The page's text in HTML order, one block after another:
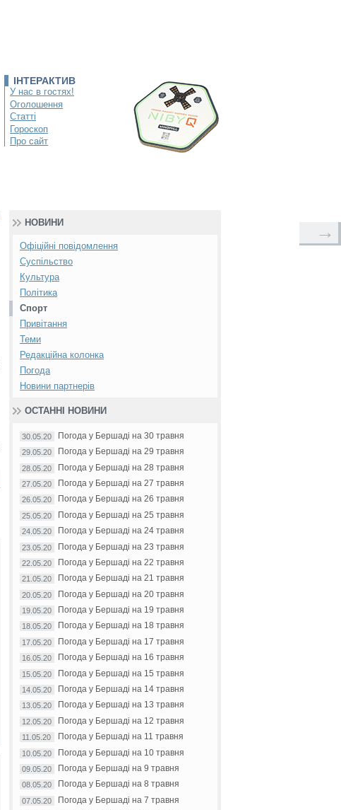
ІНТЕРАКТИВ
У нас в гостях!
Оголошення
Статті
Гороскоп
Про сайт
→
НОВИНИ
Офіційні повідомлення
Суспільство
Культура
Політика
Спорт
Привітання
Теми
Редакційна колонка
Погода
Новини партнерів
ОСТАННІ НОВИНИ
30.05.20 Погода у Бершаді на 30 травня
29.05.20 Погода у Бершаді на 29 травня
28.05.20 Погода у Бершаді на 28 травня
27.05.20 Погода у Бершаді на 27 травня
26.05.20 Погода у Бершаді на 26 травня
25.05.20 Погода у Бершаді на 25 травня
24.05.20 Погода у Бершаді на 24 травня
23.05.20 Погода у Бершаді на 23 травня
22.05.20 Погода у Бершаді на 22 травня
21.05.20 Погода у Бершаді на 21 травня
20.05.20 Погода у Бершаді на 20 травня
19.05.20 Погода у Бершаді на 19 травня
18.05.20 Погода у Бершаді на 18 травня
17.05.20 Погода у Бершаді на 17 травня
16.05.20 Погода у Бершаді на 16 травня
15.05.20 Погода у Бершаді на 15 травня
14.05.20 Погода у Бершаді на 14 травня
13.05.20 Погода у Бершаді на 13 травня
12.05.20 Погода у Бершаді на 12 травня
11.05.20 Погода у Бершаді на 11 травня
10.05.20 Погода у Бершаді на 10 травня
09.05.20 Погода у Бершаді на 9 травня
08.05.20 Погода у Бершаді на 8 травня
07.05.20 Погода у Бершаді на 7 травня